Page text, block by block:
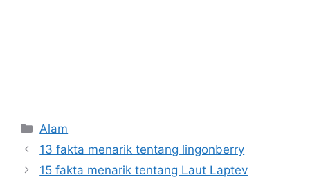
Kategori
Alam
13 fakta menarik tentang lingonberry
15 fakta menarik tentang Laut Laptev